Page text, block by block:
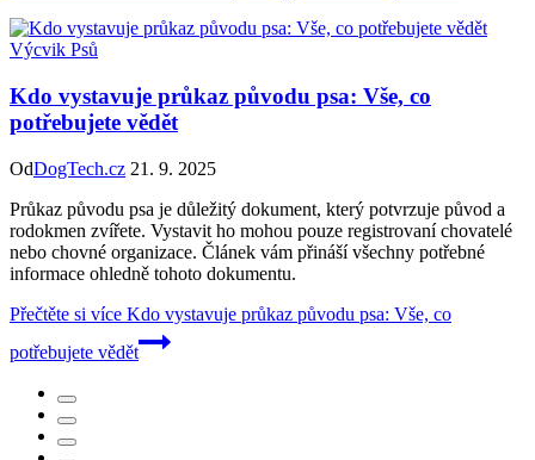
Výcvik Psů
Kdo vystavuje průkaz původu psa: Vše, co
potřebujete vědět
OdDogTech.cz 21. 9. 2025
Průkaz původu psa je důležitý dokument, který potvrzuje původ a
rodokmen zvířete. Vystavit ho mohou pouze registrovaní chovatelé
nebo chovné organizace. Článek vám přináší všechny potřebné
informace ohledně tohoto dokumentu.
Přečtěte si více Kdo vystavuje průkaz původu psa: Vše, co
potřebujete vědět